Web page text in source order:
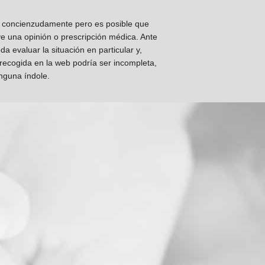
pero es posible que
una opinión o prescripción médica. Ante
evaluar la situación en particular y,
en la web podría ser incompleta,
índole.